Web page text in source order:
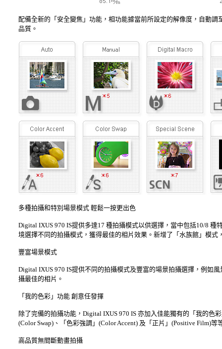
配備全新的「安全變焦」功能，相功能據當前所設定的解像度，自動
品質。
多種拍攝和特別場景模式 輕鬆一按更出色
Digital IXUS 970 IS提供多達17 種拍攝模式以供選擇，當中包括10/8
境選擇不同的拍攝模式，獲得最佳的相片效果。新增了「水族館」模
豐富場景模式
Digital IXUS 970 IS提供不同的拍攝模式及豐富的場景拍攝選擇，例如
攝最佳的相片。
「我的色彩」功能 創意任發揮
除了完備的拍攝功能，Digital IXUS 970 IS 亦加入佳能獨有的「我的
(Color Swap)、「色彩強調」(Color Accent) 及「正片」(Positive Film)
高品質無間斷動畫拍攝